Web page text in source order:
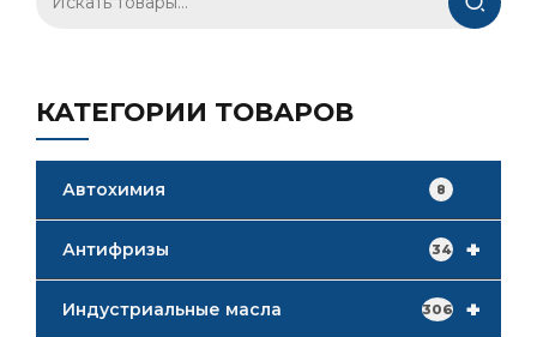
КАТЕГОРИИ ТОВАРОВ
Автохимия 8
+
Антифризы 34
+
Индустриальные масла 306